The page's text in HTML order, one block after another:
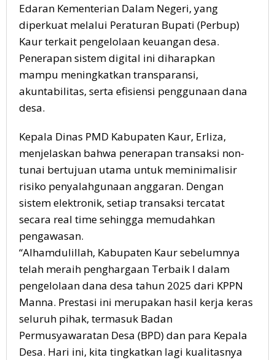
Edaran Kementerian Dalam Negeri, yang
diperkuat melalui Peraturan Bupati (Perbup)
Kaur terkait pengelolaan keuangan desa.
Penerapan sistem digital ini diharapkan
mampu meningkatkan transparansi,
akuntabilitas, serta efisiensi penggunaan dana
desa.
Kepala Dinas PMD Kabupaten Kaur, Erliza,
menjelaskan bahwa penerapan transaksi non-
tunai bertujuan utama untuk meminimalisir
risiko penyalahgunaan anggaran. Dengan
sistem elektronik, setiap transaksi tercatat
secara real time sehingga memudahkan
pengawasan.
“Alhamdulillah, Kabupaten Kaur sebelumnya
telah meraih penghargaan Terbaik I dalam
pengelolaan dana desa tahun 2025 dari KPPN
Manna. Prestasi ini merupakan hasil kerja keras
seluruh pihak, termasuk Badan
Permusyawaratan Desa (BPD) dan para Kepala
Desa. Hari ini, kita tingkatkan lagi kualitasnya